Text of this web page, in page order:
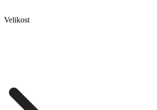
Velikost